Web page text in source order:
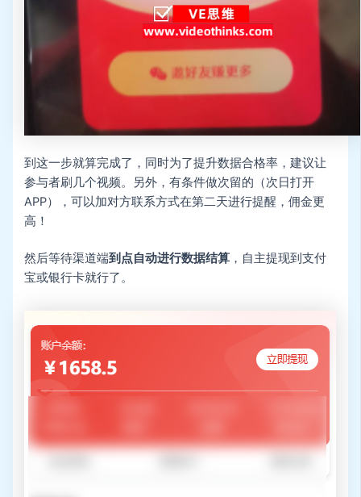
到这一步就算完成了，同时为了提升数据合格率，建议让
参与者刷几个视频。另外，有条件做次留的（次日打开
APP），可以加对方联系方式在第二天进行提醒，佣金更
高！
然后等待渠道端到点自动进行数据结算 ，自主提现到支付
宝或银行卡就行了。